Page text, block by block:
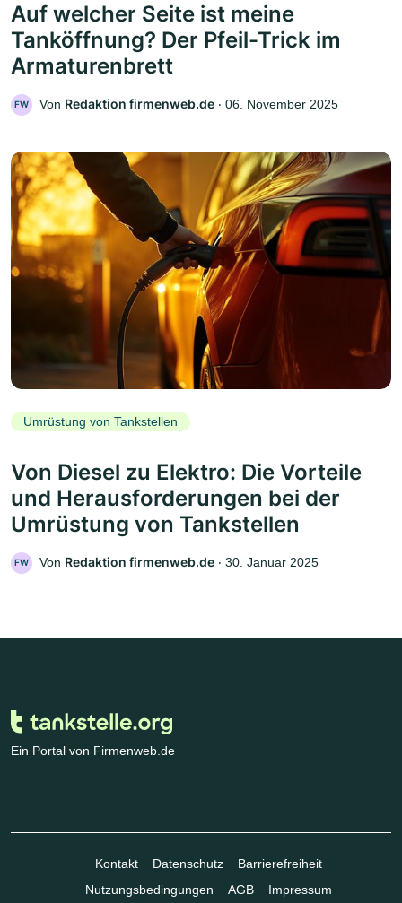
Auf welcher Seite ist meine
Tanköffnung? Der Pfeil-Trick im
Armaturenbrett
FW Von Redaktion firmenweb.de ‧ 06. November 2025
Umrüstung von Tankstellen
Von Diesel zu Elektro: Die Vorteile
und Herausforderungen bei der
Umrüstung von Tankstellen
FW Von Redaktion firmenweb.de ‧ 30. Januar 2025
Ein Portal von Firmenweb.de
Kontakt Datenschutz
Barrierefreiheit
Nutzungsbedingungen
AGB Impressum